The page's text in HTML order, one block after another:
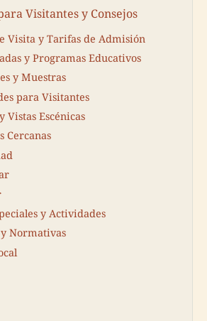
Visitantes y Consejos
Visita y Tarifas de Admisión
y Programas Educativos
y Muestras
para Visitantes
Vistas Escénicas
Cercanas
y Actividades
Normativas